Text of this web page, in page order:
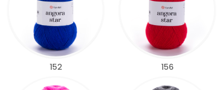
152 156